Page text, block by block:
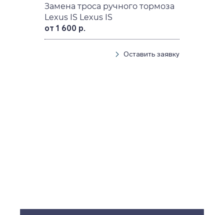
Замена троса ручного тормоза
Lexus IS Lexus IS
от 1 600 р.
Оставить заявку